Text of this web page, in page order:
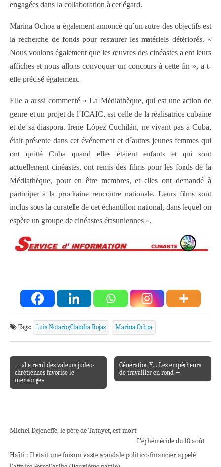
engagées dans la collaboration à cet égard.
Marina Ochoa a également annoncé qu´un autre des objectifs est
la recherche de fonds pour restaurer les matériels détériorés. «
Nous voulons également que les œuvres des cinéastes aient leurs
affiches et nous allons convoquer un concours à cette fin », a-t-
elle précisé également.
Elle a aussi commenté « La Médiathèque, qui est une action de
genre et un projet de l´ICAIC, est celle de la réalisatrice cubaine
et de sa diaspora. Irene López Cuchilán, ne vivant pas à Cuba,
était présente dans cet événement et d´autres jeunes femmes qui
ont quitté Cuba quand elles étaient enfants et qui sont
actuellement cinéastes, ont remis des films pour les fonds de la
Médiathèque, pour en être membres, et elles ont demandé à
participer à la prochaine rencontre nationale. Leurs films sont
inclus sous la curatelle de cet échantillon national, dans lequel on
espère un groupe de cinéastes étasuniennes ».
Tags: Luis Notario;Claudia Rojas Marina Ochoa
Post navigation
← «Le recul des valeurs judéo-
chrétiennes favorise le
mensonge»
Génération Y… Les empêcheurs
de travailler en rond →
Michel Dejeneffe, le père de Tatayet, est mort
L’éphéméride du 10 août
Haïti : Il était une fois un vaste scandale politico-financier appelé